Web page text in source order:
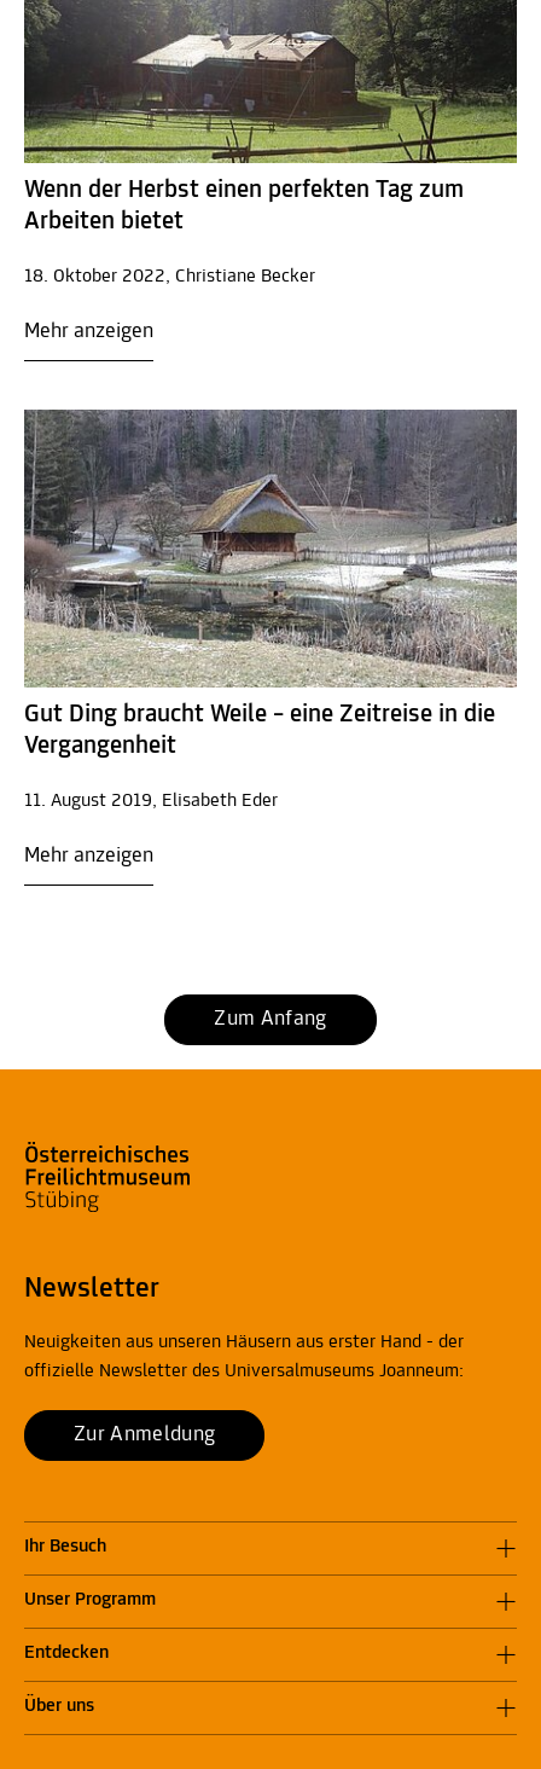
Wenn der Herbst einen perfekten Tag zum
Arbeiten bietet
18. Oktober 2022, Christiane Becker
Mehr anzeigen
Gut Ding braucht Weile – eine Zeitreise in die
Vergangenheit
11. August 2019, Elisabeth Eder
Mehr anzeigen
Zum Anfang
Newsletter
Neuigkeiten aus unseren Häusern aus erster Hand - der
offizielle Newsletter des Universalmuseums Joanneum:
Zur Anmeldung
Ihr Besuch
Unser Programm
Entdecken
Über uns